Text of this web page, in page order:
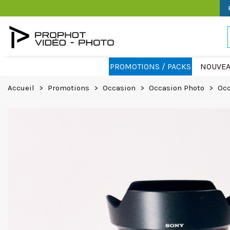
PROMOTIONS / PACKS
Accueil > Promotions > Occasion > Occasion Photo >